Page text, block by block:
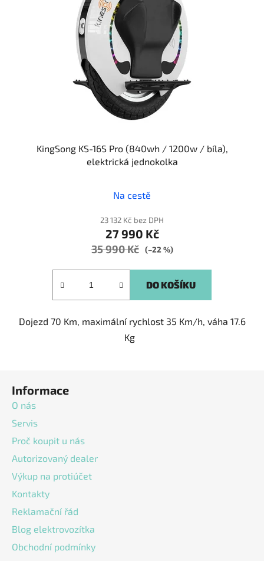
KingSong KS-16S Pro (840wh / 1200w / bíla),
elektrická jednokolka
Na cestě
23 132 Kč bez DPH
27 990 Kč
35 990 Kč (–22 %)
DO KOŠÍKU
Dojezd 70 Km, maximální rychlost 35 Km/h, váha 17.6
Kg
Informace
O nás
Servis
Proč koupit u nás
Autorizovaný dealer
Výkup na protiúčet
Kontakty
Reklamační řád
Blog elektrovozítka
Obchodní podmínky